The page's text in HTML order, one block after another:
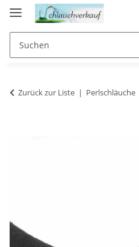
Zurück zur Liste Perlschläuche